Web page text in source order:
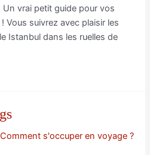
vrai petit guide pour vos
Vous suivrez avec plaisir les
Istanbul dans les ruelles de
Comment s'occuper en voyage ?